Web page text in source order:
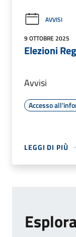
AVVISI
9 OTTOBRE 2025
Elezioni
Avvisi
Accesso
LEGGI DI PIÙ